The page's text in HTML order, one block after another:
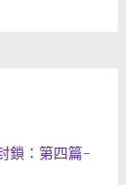
鎖：第四篇-